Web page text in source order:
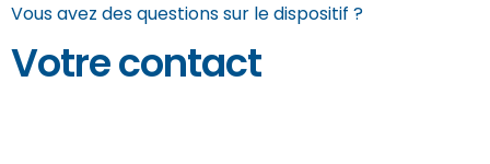
Vous avez des questions sur le dispositif ?
Votre contact